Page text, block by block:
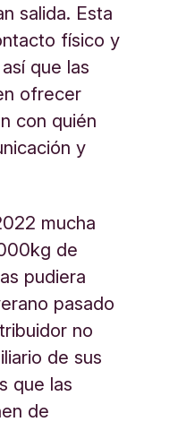
salida. Esta
físico y
que las
ofrecer
con quién
y
mucha
de
pudiera
pasado
no
de sus
que las
de